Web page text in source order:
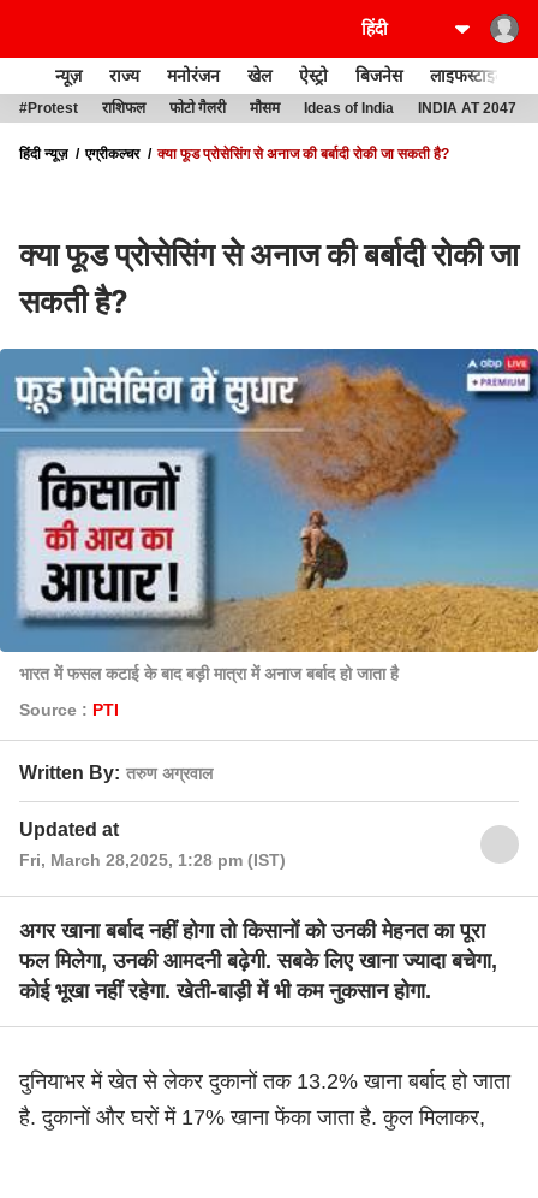
न्यूज़ राज्य मनोरंजन खेल ऐस्ट्रो बिजनेस लाइफस्टाइल
#Protest राशिफल फोटो गैलरी मौसम Ideas of India INDIA AT 2047
हिंदी न्यूज़ एग्रीकल्चर क्या फूड प्रोसेसिंग से अनाज की बर्बादी रोकी जा सकती है?
क्या फूड प्रोसेसिंग से अनाज की बर्बादी रोकी जा
सकती है?
भारत में फसल कटाई के बाद बड़ी मात्रा में अनाज बर्बाद हो जाता है
Source : PTI
Written By: तरुण अग्रवाल
Updated at
Fri, March 28,2025, 1:28 pm (IST)
अगर खाना बर्बाद नहीं होगा तो किसानों को उनकी मेहनत का पूरा
फल मिलेगा, उनकी आमदनी बढ़ेगी. सबके लिए खाना ज्यादा बचेगा,
कोई भूखा नहीं रहेगा. खेती-बाड़ी में भी कम नुकसान होगा.
दुनियाभर में खेत से लेकर दुकानों तक 13.2% खाना बर्बाद हो जाता
है. दुकानों और घरों में 17% खाना फेंका जाता है. कुल मिलाकर,